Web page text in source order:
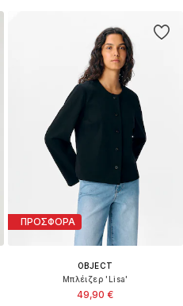
ΠΡΟΣΦΟΡΑ
OBJECT
Μπλέιζερ 'Lisa'
49,90 €